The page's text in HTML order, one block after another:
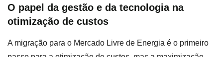
O papel da gestão e da tecnologia na
otimização de custos
A migração para o Mercado Livre de Energia é o primeiro